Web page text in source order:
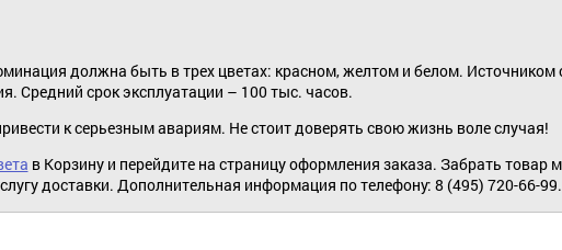
должна быть в трех цветах: красном, желтом и белом. Источником
Средний срок эксплуатации – 100 тыс. часов.
к серьезным авариям. Не стоит доверять свою жизнь воле случая!
в Корзину и перейдите на страницу оформления заказа. Забрать
доставки. Дополнительная информация по телефону: 8 (495) 720-66-99.